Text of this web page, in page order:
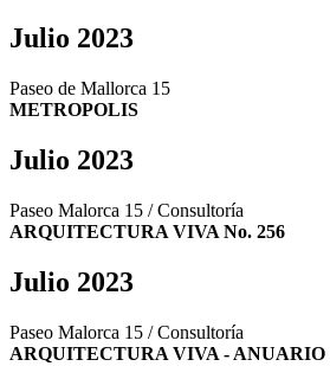
Julio 2023
Paseo de Mallorca 15
METROPOLIS
Julio 2023
Paseo Malorca 15 / Consultoría
ARQUITECTURA VIVA No. 256
Julio 2023
Paseo Malorca 15 / Consultoría
ARQUITECTURA VIVA - ANUARIO